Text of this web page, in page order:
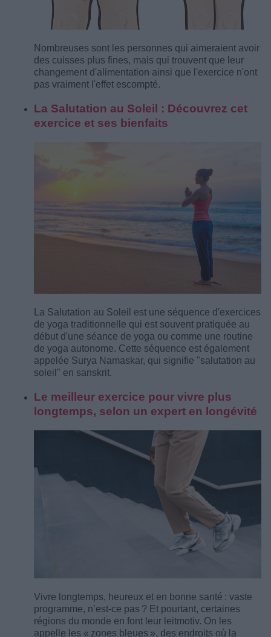
Nombreuses sont les personnes qui aimeraient avoir
des cuisses plus fines, mais qui trouvent que leur
changement d'alimentation ainsi que l'exercice n'ont
pas vraiment l'effet escompté.
La Salutation au Soleil : Découvrez cet
exercice et ses bienfaits
La Salutation au Soleil est une séquence d'exercices
de yoga traditionnelle qui est souvent pratiquée au
début d'une séance de yoga ou comme une routine
de yoga autonome. Cette séquence est également
appelée Surya Namaskar, qui signifie "salutation au
soleil" en sanskrit.
Le meilleur exercice pour vivre plus
longtemps, selon un expert en longévité
Vivre longtemps, heureux et en bonne santé : vaste
programme, n’est-ce pas ? Et pourtant, certaines
régions du monde en font leur leitmotiv. On les
appelle les « zones bleues », des endroits où la